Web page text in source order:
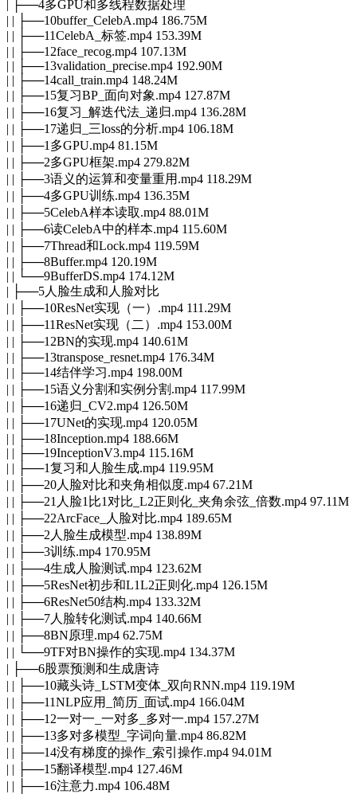
| ├──4多GPU和多线程数据处理
| | ├──10buffer_CelebA.mp4 186.75M
| | ├──11CelebA_标签.mp4 153.39M
| | ├──12face_recog.mp4 107.13M
| | ├──13validation_precise.mp4 192.90M
| | ├──14call_train.mp4 148.24M
| | ├──15复习BP_面向对象.mp4 127.87M
| | ├──16复习_解迭代法_递归.mp4 136.28M
| | ├──17递归_三loss的分析.mp4 106.18M
| | ├──1多GPU.mp4 81.15M
| | ├──2多GPU框架.mp4 279.82M
| | ├──3语义的运算和变量重用.mp4 118.29M
| | ├──4多GPU训练.mp4 136.35M
| | ├──5CelebA样本读取.mp4 88.01M
| | ├──6读CelebA中的样本.mp4 115.60M
| | ├──7Thread和Lock.mp4 119.59M
| | ├──8Buffer.mp4 120.19M
| | └──9BufferDS.mp4 174.12M
| ├──5人脸生成和人脸对比
| | ├──10ResNet实现（一）.mp4 111.29M
| | ├──11ResNet实现（二）.mp4 153.00M
| | ├──12BN的实现.mp4 140.61M
| | ├──13transpose_resnet.mp4 176.34M
| | ├──14结伴学习.mp4 198.00M
| | ├──15语义分割和实例分割.mp4 117.99M
| | ├──16递归_CV2.mp4 126.50M
| | ├──17UNet的实现.mp4 120.05M
| | ├──18Inception.mp4 188.66M
| | ├──19InceptionV3.mp4 115.16M
| | ├──1复习和人脸生成.mp4 119.95M
| | ├──20人脸对比和夹角相似度.mp4 67.21M
| | ├──21人脸1比1对比_L2正则化_夹角余弦_倍数.mp4 97.11M
| | ├──22ArcFace_人脸对比.mp4 189.65M
| | ├──2人脸生成模型.mp4 138.89M
| | ├──3训练.mp4 170.95M
| | ├──4生成人脸测试.mp4 123.62M
| | ├──5ResNet初步和L1L2正则化.mp4 126.15M
| | ├──6ResNet50结构.mp4 133.32M
| | ├──7人脸转化测试.mp4 140.66M
| | ├──8BN原理.mp4 62.75M
| | └──9TF对BN操作的实现.mp4 134.37M
| ├──6股票预测和生成唐诗
| | ├──10藏头诗_LSTM变体_双向RNN.mp4 119.19M
| | ├──11NLP应用_简历_面试.mp4 166.04M
| | ├──12一对一_一对多_多对一.mp4 157.27M
| | ├──13多对多模型_字词向量.mp4 86.82M
| | ├──14没有梯度的操作_索引操作.mp4 94.01M
| | ├──15翻译模型.mp4 127.46M
| | ├──16注意力.mp4 106.48M